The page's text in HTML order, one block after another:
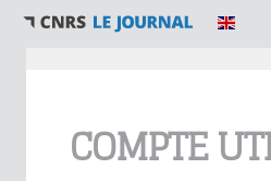
COMPTE